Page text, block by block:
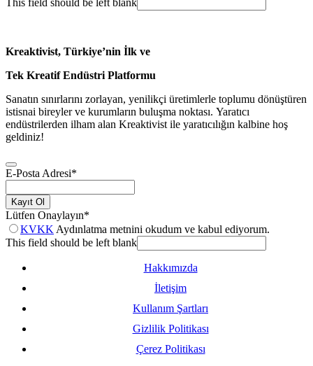
Kreaktivist, Türkiye’nin İlk ve
Tek Kreatif Endüstri Platformu
Sanatın sınırlarını zorlayan, yenilikçi üretimlerle toplumu dönüştüren
istisnai bireyler ve kurumların buluşma noktası. Yaratıcı
endüstrilerden ilham alan Kreaktivist ile yaratıcılığın kalbine hoş
geldiniz!
E-Posta Adresi*
Kayıt Ol
Lütfen Onaylayın*
KVKK Aydınlatma metnini okudum ve kabul ediyorum.
This field should be left blank
Hakkımızda
İletişim
Kullanım Şartları
Gizlilik Politikası
Çerez Politikası